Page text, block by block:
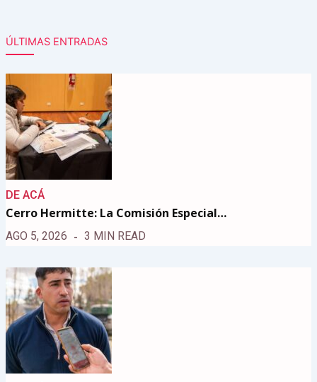
ÚLTIMAS ENTRADAS
DE ACÁ
Cerro Hermitte: La Comisión Especial…
AGO 5, 2026 3 MIN READ